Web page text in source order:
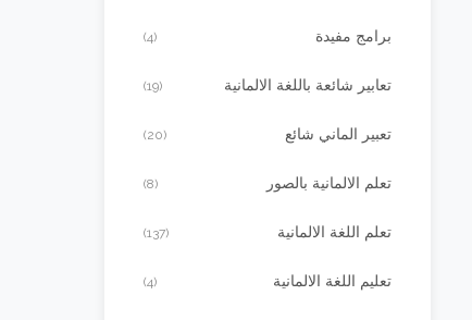
برامج مفيدة (4)
تعابير شائعة باللغة الالمانية (19)
تعبير الماني شائع (20)
تعلم الالمانية بالصور (8)
تعلم اللغة الالمانية (137)
تعليم اللغة الالمانية (4)